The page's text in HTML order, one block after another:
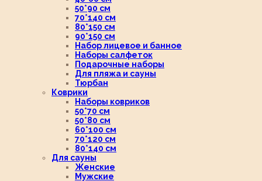
50*90 см
70*140 см
80*150 см
90*150 см
Набор лицевое и банное
Наборы салфеток
Подарочные наборы
Для пляжа и сауны
Тюрбан
Коврики
Наборы ковриков
50*70 см
50*80 см
60*100 см
70*120 см
80*140 см
Для сауны
Женские
Мужские